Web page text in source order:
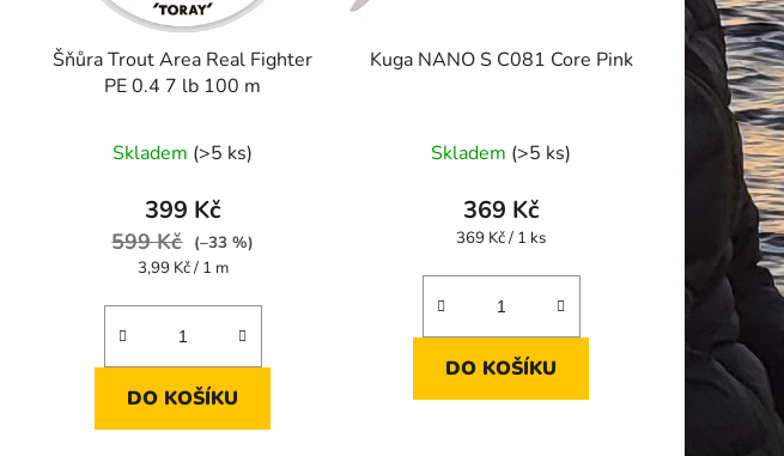
Šňůra Trout Area Real Fighter
PE 0.4 7 lb 100 m
Skladem (>5 ks)
399 Kč
599 Kč (–33 %)
Měrná
3,99 Kč / 1 m
DO KOŠÍKU
Kuga NANO S C081 Core Pink
hodnocení
produktu
je
z
hvězdiček.
Skladem (>5 ks)
369 Kč
Měrná
369 Kč / 1 ks
DO KOŠÍKU